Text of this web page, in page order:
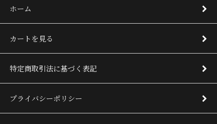
ホーム
カートを見る
特定商取引法に基づく表記
プライバシーポリシー